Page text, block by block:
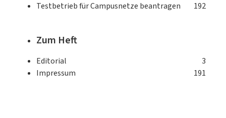
192
Testbetrieb für Campusnetze beantragen
Zum Heft
3
Editorial
191
Impressum